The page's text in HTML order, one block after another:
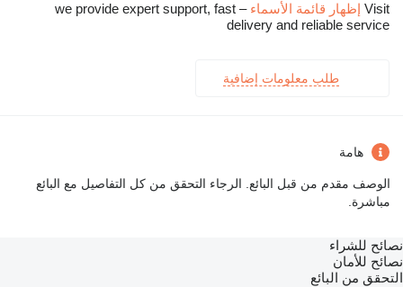
Visit إظهار قائمة الأسماء
– we provide expert support, fast
delivery and reliable service
طلب معلومات إضافية
هامة
الوصف مقدم من قبل البائع. الرجاء التحقق من كل التفاصيل مع البائع
مباشرة.
نصائح للشراء
نصائح للأمان
التحقق من البائع